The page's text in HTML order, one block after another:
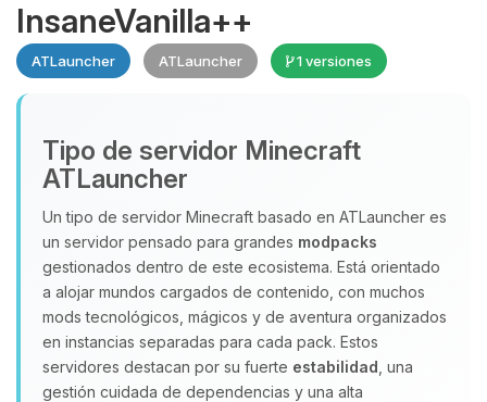
InsaneVanilla++
ATLauncher ATLauncher 1 versiones
Tipo de servidor Minecraft
ATLauncher
Un tipo de servidor Minecraft basado en ATLauncher es
un servidor pensado para grandes modpacks
gestionados dentro de este ecosistema. Está orientado
a alojar mundos cargados de contenido, con muchos
mods tecnológicos, mágicos y de aventura organizados
en instancias separadas para cada pack. Estos
servidores destacan por su fuerte estabilidad , una
gestión cuidada de dependencias y una alta
Yupi, por fin alguien con quien
hablar! Soy Choupy, tu pequeno
asistente de BoxToPlay. Cuentame
que necesitas y moveré mis
pequenos circuitos para ayudarte.